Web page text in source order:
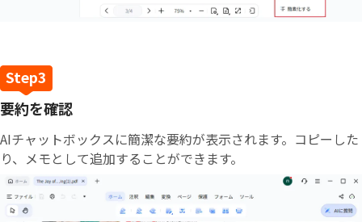
要約を確認
AIチャットボックスに簡潔な要約が表示されます。コピーした
り、メモとして追加することができます。